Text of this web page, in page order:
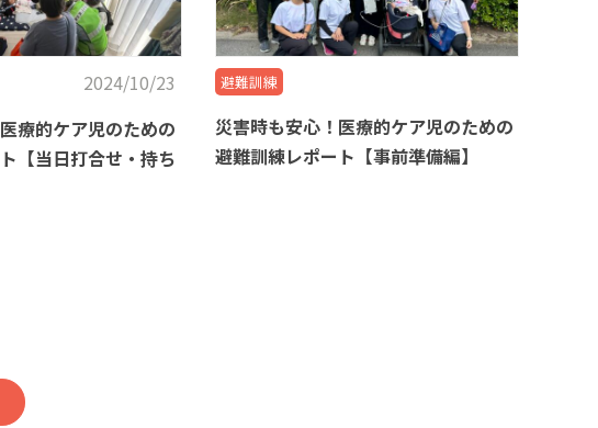
2024/10/23
療的ケア児のための
【当日打合せ・持ち
避難訓練
災害時も安心！医療的ケア児のための
避難訓練レポート【事前準備編】